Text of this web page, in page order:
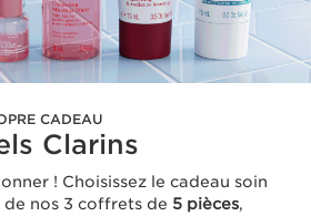
CADEAU
Clarins
! Choisissez le cadeau soin
de nos 3 coffrets de 5 pièces,